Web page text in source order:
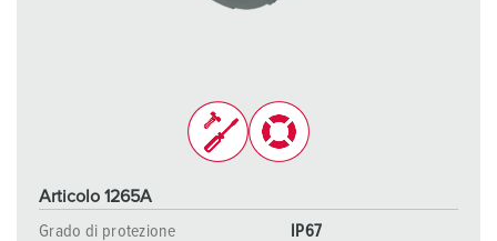
Articolo 1265A
Grado di protezione
IP67